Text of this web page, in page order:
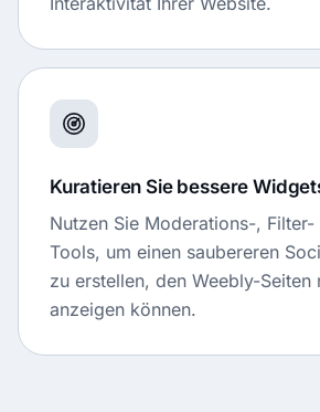
Kuratieren Sie bessere
Nutzen Sie Moderations-,
Tools, um einen saubereren
zu erstellen, den Weebly-Seiten
anzeigen können.